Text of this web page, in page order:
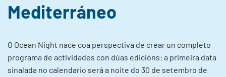
Mediterráneo
O Ocean Night nace coa perspectiva de crear un completo
programa de actividades con dúas edicións: a primeira data
sinalada no calendario será a noite do 30 de setembro de